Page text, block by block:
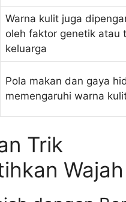
Warna kulit juga
oleh faktor genetik atau
keluarga
Pola makan dan gaya
memengaruhi warna
Trik
Wajah